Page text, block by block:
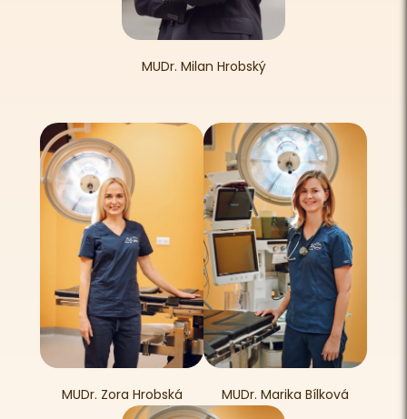
MUDr. Milan Hrobský
MUDr. Zora Hrobská MUDr. Marika Bílková